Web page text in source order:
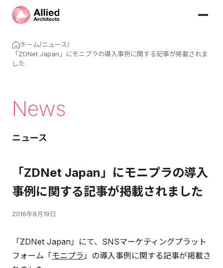
ホーム/ニュース/
「ZDNet Japan」にモニプラの導入事例に関する記事が掲載されま
した
News
ニュース
「ZDNet Japan」にモニプラの導入
事例に関する記事が掲載されました
2016年8月19日
「ZDNet Japan」にて、SNSマーケティングプラット
フォーム「モニプラ 」の導入事例に関する記事が掲載さ